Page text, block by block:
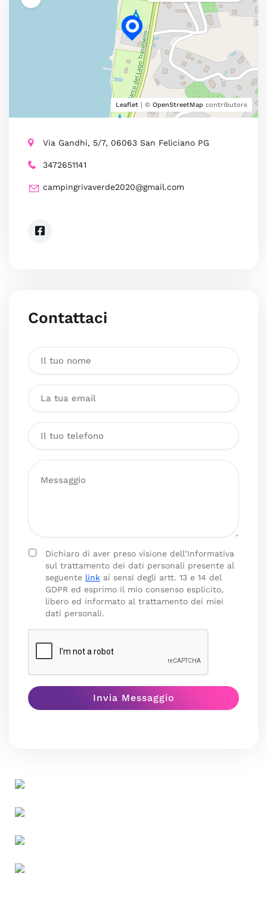
Leaflet | © OpenStreetMap contributors
Via Gandhi, 5/7, 06063 San Feliciano PG
3472651141
campingrivaverde2020@gmail.com
Contattaci
Dichiaro di aver preso visione dell’Informativa
sul trattamento dei dati personali presente al
seguente link ai sensi degli artt. 13 e 14 del
GDPR ed esprimo il mio consenso esplicito,
libero ed informato al trattamento dei miei
dati personali.